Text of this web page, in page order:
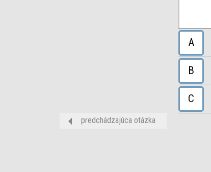
A
B
C
predchádzajúca otázka